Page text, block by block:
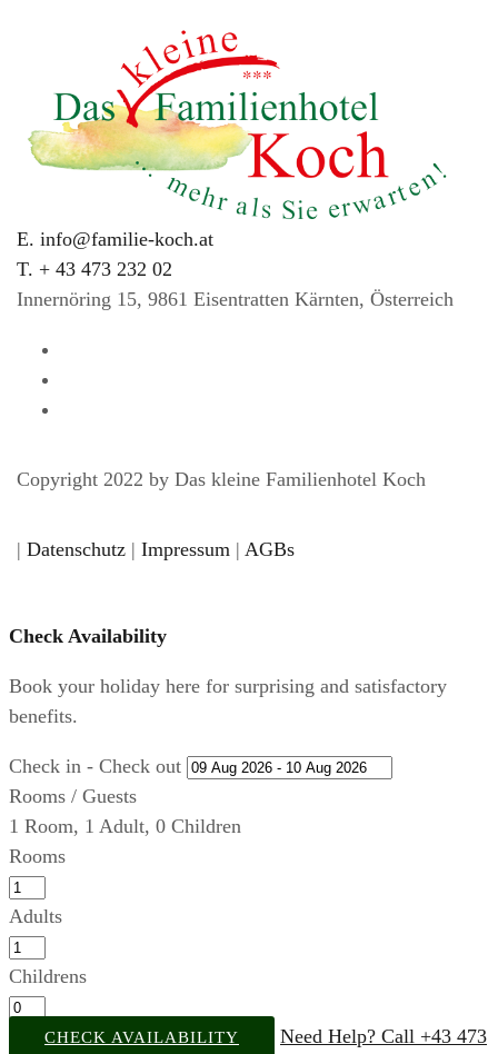
E. info@familie-koch.at
T. + 43 473 232 02
Innernöring 15, 9861 Eisentratten Kärnten, Österreich
Copyright 2022 by Das kleine Familienhotel Koch
| Datenschutz | Impressum | AGBs
Check Availability
Book your holiday here for surprising and satisfactory
benefits.
Check in - Check out
Rooms / Guests
1 Room, 1 Adult, 0 Children
Rooms
Adults
Childrens
CHECK AVAILABILITY
Need Help? Call +43 473